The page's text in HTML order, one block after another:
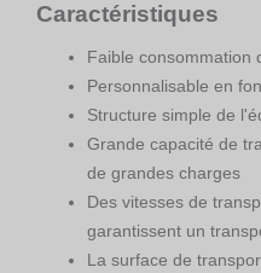
Caractéristiques
Faible consommation
Personnalisable en
Structure simple de
Grande capacité de
de grandes charges
Des vitesses de
garantissent un
La surface de